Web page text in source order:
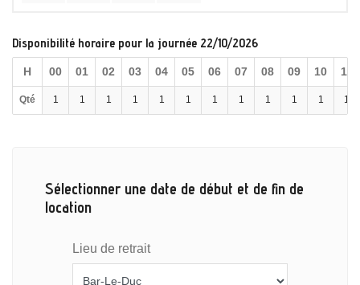
Disponibilité horaire pour la journée 22/10/2026
H 00 01 02 03 04 05 06 07 08 09 10 11
Qté 1 1 1 1 1 1 1 1 1 1 1 1
Sélectionner une date de début et de fin de
location
Lieu de retrait